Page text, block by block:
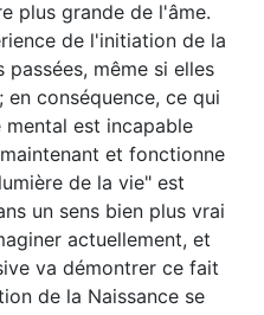
plus grande de l'âme.
de l'initiation de la
passées, même si elles
en conséquence, ce qui
est incapable
et fonctionne
de la vie" est
un sens bien plus vrai
actuellement, et
va démontrer ce fait
de la Naissance se